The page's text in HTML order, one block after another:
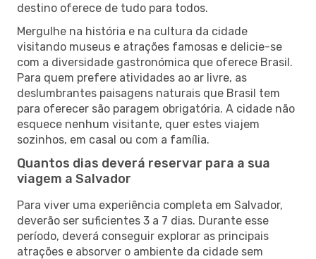
destino oferece de tudo para todos.
Mergulhe na história e na cultura da cidade
visitando museus e atrações famosas e delicie-se
com a diversidade gastronómica que oferece Brasil.
Para quem prefere atividades ao ar livre, as
deslumbrantes paisagens naturais que Brasil tem
para oferecer são paragem obrigatória. A cidade não
esquece nenhum visitante, quer estes viajem
sozinhos, em casal ou com a família.
Quantos dias deverá reservar para a sua
viagem a Salvador
Para viver uma experiência completa em Salvador,
deverão ser suficientes 3 a 7 dias. Durante esse
período, deverá conseguir explorar as principais
atrações e absorver o ambiente da cidade sem